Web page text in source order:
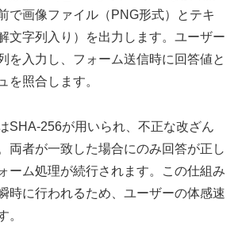
で画像ファイル（PNG形式）とテキ
文字列入り）を出力します。ユーザー
を入力し、フォーム送信時に回答値と
を照合します。
SHA-256が用いられ、不正な改ざん
両者が一致した場合にのみ回答が正し
ーム処理が続行されます。この仕組み
時に行われるため、ユーザーの体感速
。